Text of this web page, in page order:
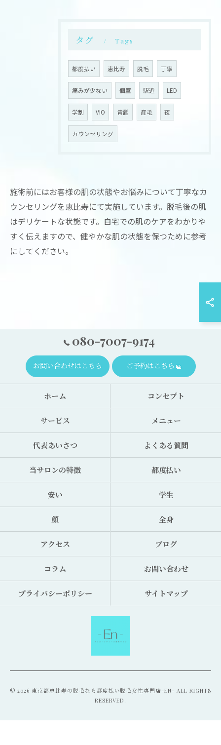
タグ Tags
都度払い 恵比寿 脱毛 丁寧
痛みが少ない 個室 駅近 LED
学割 VIO 青髭 産毛 夜
カウンセリング
施術前にはお客様の肌の状態やお悩みについて丁寧なカ
ウンセリングを恵比寿にて実施しています。脱毛後の肌
はデリケートな状態です。自宅での肌のケアをわかりや
すく伝えますので、健やかな肌の状態を保つために参考
にしてください。
080-7007-9174
お問い合わせはこちら ご予約はこちら
ホーム コンセプト
サービス メニュー
代表あいさつ よくある質問
当サロンの特徴 都度払い
安い 学生
顔 全身
アクセス ブログ
コラム お問い合わせ
プライバシーポリシー サイトマップ
© 2026 東京都恵比寿の脱毛なら都度払い脱毛女性専門店-EN- ALL RIGHTS
RESERVED.